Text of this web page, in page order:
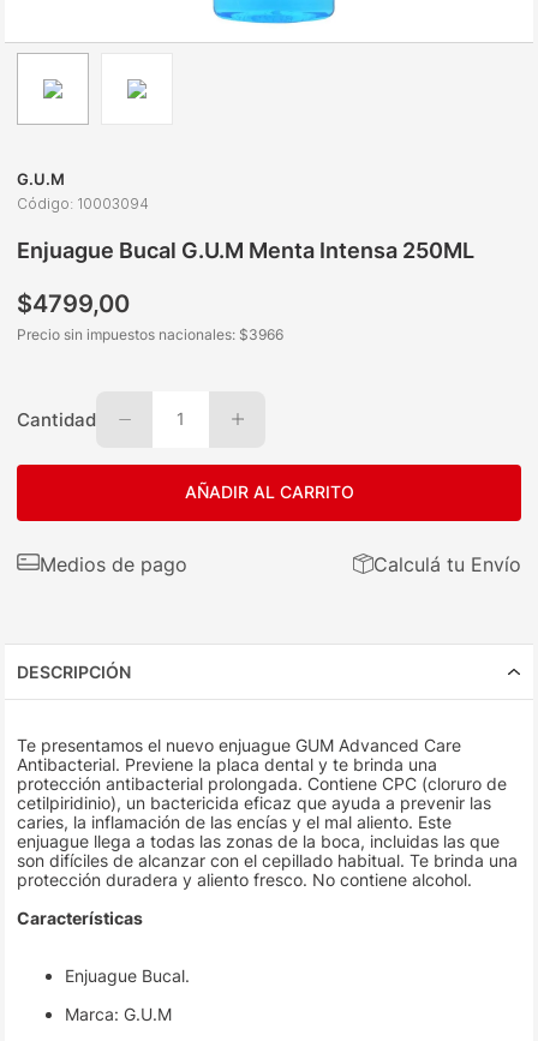
G.U.M
Código: 10003094
Enjuague Bucal G.U.M Menta Intensa 250ML
$4799,00
Precio sin impuestos nacionales: $3966
Cantidad 1
AÑADIR AL CARRITO
Medios de pago Calculá tu Envío
DESCRIPCIÓN
Te presentamos el nuevo enjuague GUM Advanced Care
Antibacterial. Previene la placa dental y te brinda una
protección antibacterial prolongada. Contiene CPC (cloruro de
cetilpiridinio), un bactericida eficaz que ayuda a prevenir las
caries, la inflamación de las encías y el mal aliento. Este
enjuague llega a todas las zonas de la boca, incluidas las que
son difíciles de alcanzar con el cepillado habitual. Te brinda una
protección duradera y aliento fresco. No contiene alcohol.
Características
Enjuague Bucal.
Marca: G.U.M